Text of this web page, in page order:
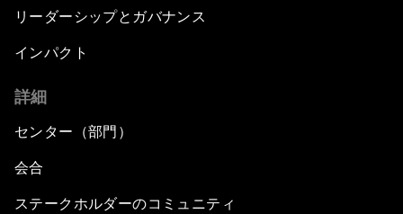
リーダーシップとガバナンス
インパクト
詳細
センター（部門）
会合
ステークホルダーのコミュニティ